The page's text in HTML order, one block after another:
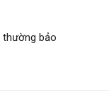
bảo